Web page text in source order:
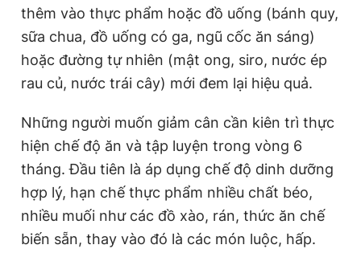
thêm vào thực phẩm hoặc đồ uống (bánh quy,
sữa chua, đồ uống có ga, ngũ cốc ăn sáng)
hoặc đường tự nhiên (mật ong, siro, nước ép
rau củ, nước trái cây) mới đem lại hiệu quả.
Những người muốn giảm cân cần kiên trì thực
hiện chế độ ăn và tập luyện trong vòng 6
tháng. Đầu tiên là áp dụng chế độ dinh dưỡng
hợp lý, hạn chế thực phẩm nhiều chất béo,
nhiều muối như các đồ xào, rán, thức ăn chế
biến sẵn, thay vào đó là các món luộc, hấp.